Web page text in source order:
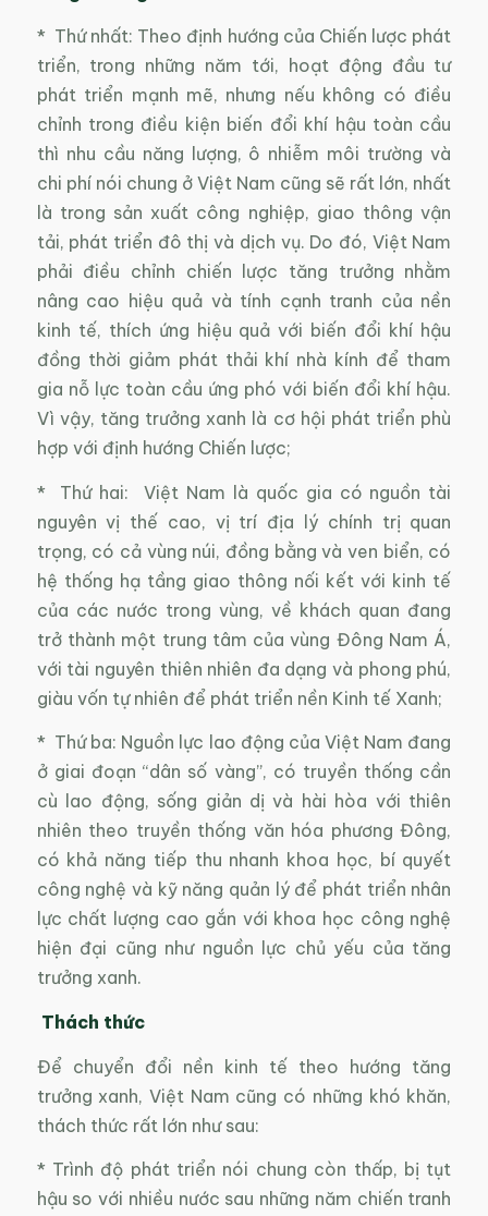
* Thứ nhất: Theo định hướng của Chiến lược phát
triển, trong những năm tới, hoạt động đầu tư
phát triển mạnh mẽ, nhưng nếu không có điều
chỉnh trong điều kiện biến đổi khí hậu toàn cầu
thì nhu cầu năng lượng, ô nhiễm môi trường và
chi phí nói chung ở Việt Nam cũng sẽ rất lớn, nhất
là trong sản xuất công nghiệp, giao thông vận
tải, phát triển đô thị và dịch vụ. Do đó, Việt Nam
phải điều chỉnh chiến lược tăng trưởng nhằm
nâng cao hiệu quả và tính cạnh tranh của nền
kinh tế, thích ứng hiệu quả với biến đổi khí hậu
đồng thời giảm phát thải khí nhà kính để tham
gia nỗ lực toàn cầu ứng phó với biến đổi khí hậu.
Vì vậy, tăng trưởng xanh là cơ hội phát triển phù
hợp với định hướng Chiến lược;
* Thứ hai: Việt Nam là quốc gia có nguồn tài
nguyên vị thế cao, vị trí địa lý chính trị quan
trọng, có cả vùng núi, đồng bằng và ven biển, có
hệ thống hạ tầng giao thông nối kết với kinh tế
của các nước trong vùng, về khách quan đang
trở thành một trung tâm của vùng Đông Nam Á,
với tài nguyên thiên nhiên đa dạng và phong phú,
giàu vốn tự nhiên để phát triển nền Kinh tế Xanh;
* Thứ ba: Nguồn lực lao động của Việt Nam đang
ở giai đoạn “dân số vàng”, có truyền thống cần
cù lao động, sống giản dị và hài hòa với thiên
nhiên theo truyền thống văn hóa phương Đông,
có khả năng tiếp thu nhanh khoa học, bí quyết
công nghệ và kỹ năng quản lý để phát triển nhân
lực chất lượng cao gắn với khoa học công nghệ
hiện đại cũng như nguồn lực chủ yếu của tăng
trưởng xanh.
Thách thức
Để chuyển đổi nền kinh tế theo hướng tăng
trưởng xanh, Việt Nam cũng có những khó khăn,
thách thức rất lớn như sau:
* Trình độ phát triển nói chung còn thấp, bị tụt
hậu so với nhiều nước sau những năm chiến tranh